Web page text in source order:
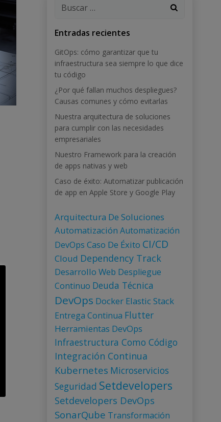
Buscar:
Entradas recientes
GitOps: cómo garantizar que tu
infraestructura sea siempre lo que dice
tu código
¿Por qué fallan muchos despliegues?
Causas comunes y cómo evitarlas
Nuestra arquitectura de soluciones
para cumplir con las necesidades
empresariales
Nuestro Framework para la creación
de apps nativas y web
Caso de éxito: Automatizar publicación
de app en Apple Store y Google Play
Arquitectura De Soluciones
Automatización Automatización
DevOps Caso De Éxito CI/CD
Cloud Dependency Track
Desarrollo Web Despliegue
Continuo Deuda Técnica
DevOps Docker Elastic Stack
Entrega Continua Flutter
Herramientas DevOps
Infraestructura Como Código
Integración Continua
Kubernetes Microservicios
Seguridad Setdevelopers
Setdevelopers DevOps
SonarQube Transformación